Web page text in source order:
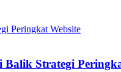
Strategi